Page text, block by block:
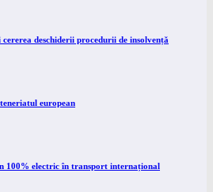
deschiderii procedurii de insolvență
european
100% electric în transport internațional